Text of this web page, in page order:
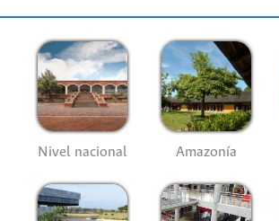
Nivel nacional Amazonía